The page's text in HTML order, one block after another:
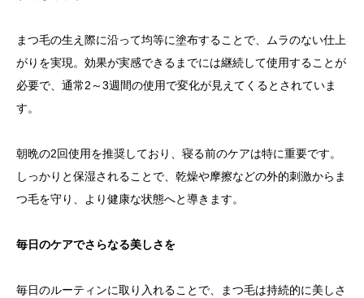
まつ毛の生え際に沿って均等に塗布することで、ムラのない仕上
がりを実現。効果が実感できるまでには継続して使用することが
必要で、通常2～3週間の使用で変化が見えてくるとされていま
す。
朝晩の2回使用を推奨しており、寝る前のケアは特に重要です。
しっかりと保湿されることで、乾燥や摩擦などの外的刺激からま
つ毛を守り、より健康な状態へと導きます。
毎日のケアでさらなる美しさを
毎日のルーティンに取り入れることで、まつ毛は持続的に美しさ